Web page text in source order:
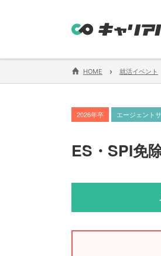
HOME › 就活イベント
2026年卒 エージェント
ES・SPI免